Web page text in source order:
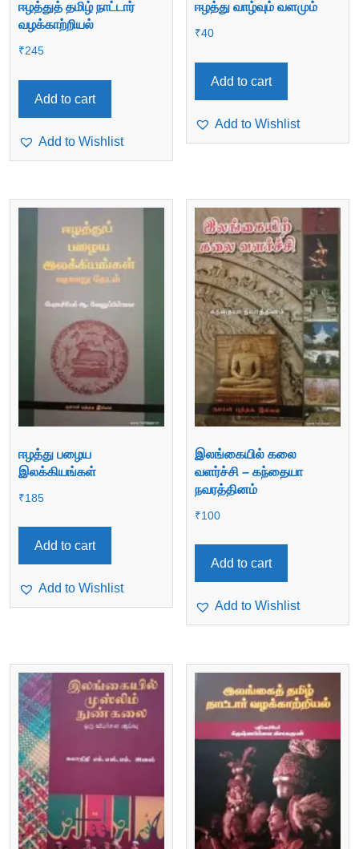
ஈழத்துத் தமிழ் நாட்டார்
வழக்காற்றியல்
₹245
Add to cart
Add to Wishlist
ஈழத்து வாழ்வும் வளமும்
₹40
Add to cart
Add to Wishlist
ஈழத்து பழைய
இலக்கியங்கள்
₹185
Add to cart
Add to Wishlist
இலங்கையில் கலை
வளர்ச்சி – கந்தையா
நவரத்தினம்
₹100
Add to cart
Add to Wishlist